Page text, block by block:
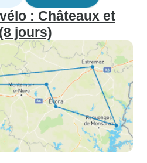
: Châteaux et
jours)